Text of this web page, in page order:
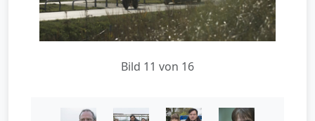
Bild 11 von 16